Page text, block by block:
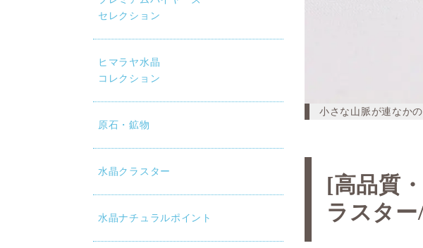
セレクション
ヒマラヤ水晶
コレクション
原石・鉱物
水晶クラスター
水晶ナチュラルポイント
小さな山脈が連なか
[高品質
ラスタ